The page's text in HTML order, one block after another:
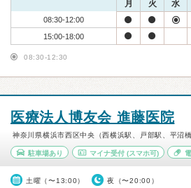
月 火 水
08:30-12:00
15:00-18:00
08:30-12:30
医療法人博友会 進藤医院
神奈川県横浜市西区中央（西横浜駅、戸部駅、平沼橋
駐車場あり マイナ受付(スマホ可)
土曜（〜13:00） 夜（〜20:00）